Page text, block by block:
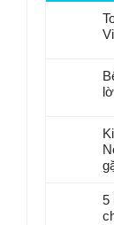
5